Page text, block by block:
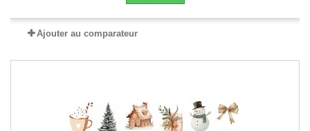
Ajouter au comparateur